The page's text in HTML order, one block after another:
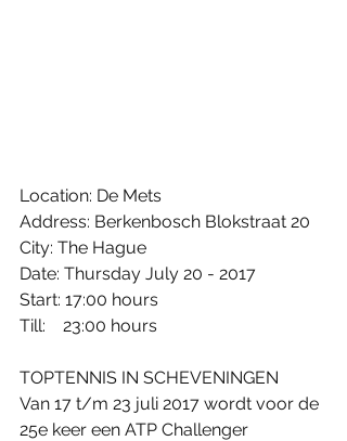
Location: De Mets
Address: Berkenbosch Blokstraat 20
City: The Hague
Date: Thursday July 20 - 2017
Start: 17:00 hours
Till:    23:00 hours
TOPTENNIS IN SCHEVENINGEN
Van 17 t/m 23 juli 2017 wordt voor de
25e keer een ATP Challenger